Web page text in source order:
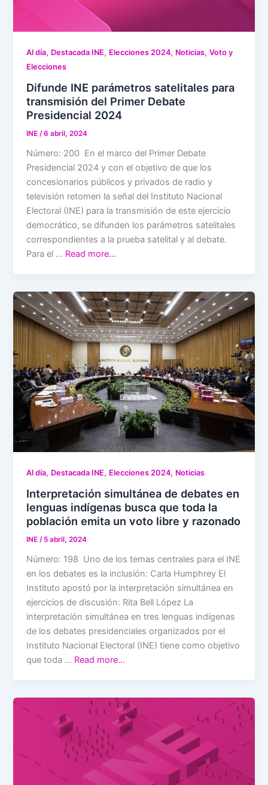
Al día, Destacada INE, Elecciones 2024, Noticias,Voto y
Elecciones
Difunde INE parámetros satelitales para
transmisión del Primer Debate
Presidencial 2024
INE /6 abril, 2024
Número: 200 En el marco del Primer Debate
Presidencial 2024 y con el objetivo de que los
concesionarios públicos y privados de radio y
televisión retomen la señal del Instituto Nacional
Electoral (INE) para la transmisión de este ejercicio
democrático, se difunden los parámetros satelitales
correspondientes a la prueba satelital y al debate.
Para el … Read more…
Al día, Destacada INE, Elecciones 2024, Noticias
Interpretación simultánea de debates en
lenguas indígenas busca que toda la
población emita un voto libre y razonado
INE/ 5 abril, 2024
Número: 198 Uno de los temas centrales para el INE
en los debates es la inclusión: Carla Humphrey El
Instituto apostó por la interpretación simultánea en
ejercicios de discusión: Rita Bell López La
interpretación simultánea en tres lenguas indígenas
de los debates presidenciales organizados por el
Instituto Nacional Electoral (INE) tiene como objetivo
que toda … Read more…